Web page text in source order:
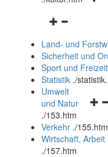
Navigationsmenü
und
schließen
Land- und
Sicherheit und
Sport und Freizeit
Statistik ./
und
Umwelt
und Natur
./153.htm
Verkehr ./155.htm
Wirtschaft,
./157.htm